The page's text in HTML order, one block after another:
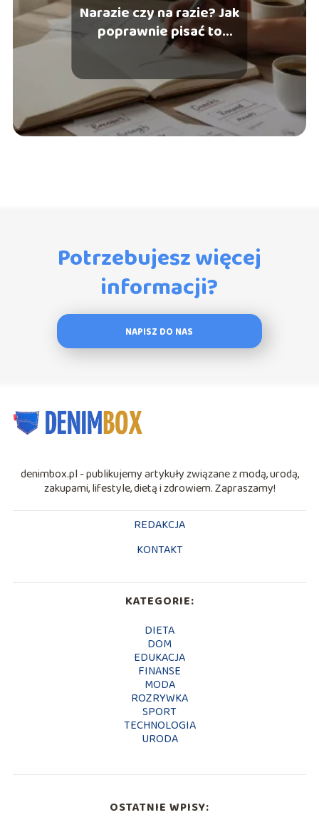
Narazie czy na razie? Jak
poprawnie pisać to
wyrażenie?
Potrzebujesz więcej
informacji?
NAPISZ DO NAS
denimbox.pl - publikujemy artykuły związane z modą, urodą,
zakupami, lifestyle, dietą i zdrowiem. Zapraszamy!
REDAKCJA
KONTAKT
KATEGORIE:
DIETA
DOM
EDUKACJA
FINANSE
MODA
ROZRYWKA
SPORT
TECHNOLOGIA
URODA
OSTATNIE WPISY: